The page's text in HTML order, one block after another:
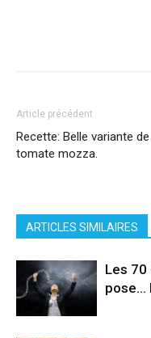
Article précédent
Recette: Belle variante
tomate mozza.
ARTICLES SIMILAIRES
Les 70
pose…